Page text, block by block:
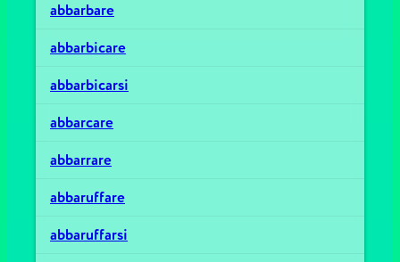
abbarbare
abbarbicare
abbarbicarsi
abbarcare
abbarrare
abbaruffare
abbaruffarsi